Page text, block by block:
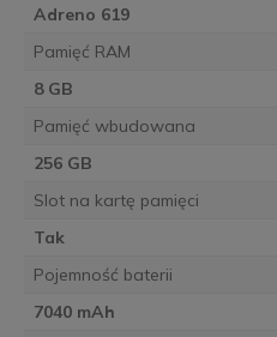
Adreno 619
Pamięć RAM
8 GB
Pamięć wbudowana
256 GB
Slot na kartę pamięci
Tak
Pojemność baterii
7040 mAh